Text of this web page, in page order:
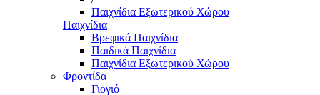
Παιχνίδια Εξωτερικού Χώρου
Παιχνίδια
Βρεφικά Παιχνίδια
Παιδικά Παιχνίδια
Παιχνίδια Εξωτερικού Χώρου
Φροντίδα
Γιογιό